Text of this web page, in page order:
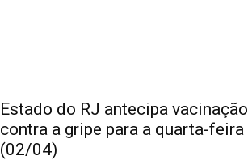
Estado do RJ antecipa vacinação
contra a gripe para a quarta-feira
(02/04)